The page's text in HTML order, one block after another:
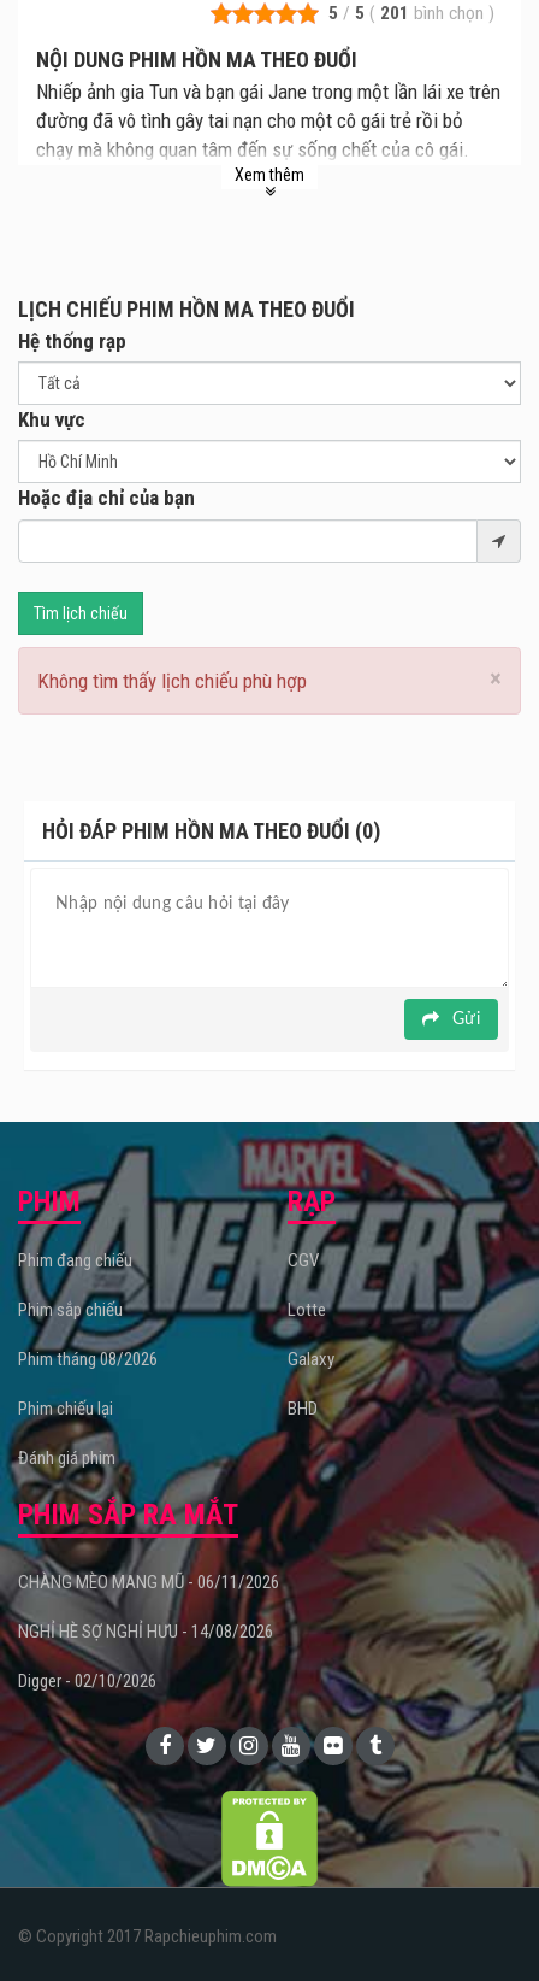
5 / 5 ( 201 bình chọn )
NỘI DUNG PHIM HỒN MA THEO ĐUỔI
Nhiếp ảnh gia Tun và bạn gái Jane trong một lần lái xe trên
đường đã vô tình gây tai nạn cho một cô gái trẻ rồi bỏ
chạy mà không quan tâm đến sự sống chết của cô gái.
Sau vụ tai nạn, Jane sống trong lo âu, hối hận, còn những
Phim Shutter / Hồn Ma Theo Đuổi dự kiến ra mắt tại các
rạp chiếu phim toàn quốc từ 15.11.2024.
Xem thêm
LỊCH CHIẾU PHIM HỒN MA THEO ĐUỔI
Hệ thống rạp
Khu vực
Hoặc địa chỉ của bạn
Tìm lịch chiếu
×
Không tìm thấy lịch chiếu phù hợp
HỎI ĐÁP PHIM HỒN MA THEO ĐUỔI (0)
Gửi
PHIM
Phim đang chiếu
Phim sắp chiếu
Phim tháng 08/2026
Phim chiếu lại
Đánh giá phim
RẠP
CGV
Lotte
Galaxy
BHD
PHIM SẮP RA MẮT
CHÀNG MÈO MANG MŨ - 06/11/2026
NGHỈ HÈ SỢ NGHỈ HƯU - 14/08/2026
Digger - 02/10/2026
© Copyright 2017 Rapchieuphim.com